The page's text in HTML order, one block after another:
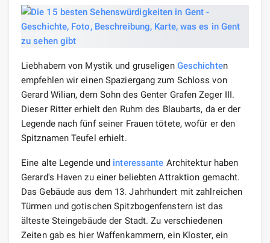
Liebhabern von Mystik und gruseligen Geschichten
empfehlen wir einen Spaziergang zum Schloss von
Gerard Wilian, dem Sohn des Genter Grafen Zeger III.
Dieser Ritter erhielt den Ruhm des Blaubarts, da er der
Legende nach fünf seiner Frauen tötete, wofür er den
Spitznamen Teufel erhielt.
Eine alte Legende und interessante Architektur haben
Gerard's Haven zu einer beliebten Attraktion gemacht.
Das Gebäude aus dem 13. Jahrhundert mit zahlreichen
Türmen und gotischen Spitzbogenfenstern ist das
älteste Steingebäude der Stadt. Zu verschiedenen
Zeiten gab es hier Waffenkammern, ein Kloster, ein